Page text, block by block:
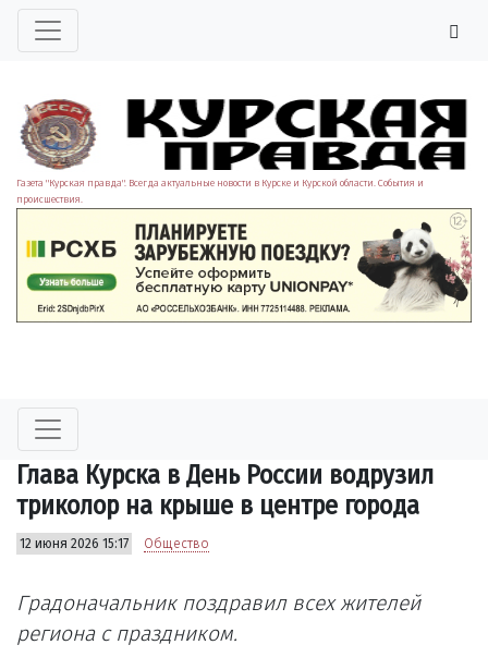
Газета "Курская правда". Всегда актуальные новости в Курске и Курской области. События и
происшествия.
Глава Курска в День России водрузил
триколор на крыше в центре города
12 июня 2026 15:17 Общество
Градоначальник поздравил всех жителей
региона с праздником.